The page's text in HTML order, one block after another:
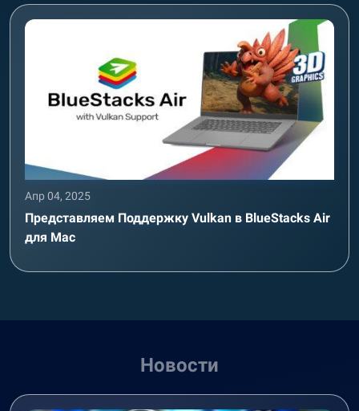
Апр 04, 2025
Представляем Поддержку Vulkan в BlueStacks Air
для Mac
Новости